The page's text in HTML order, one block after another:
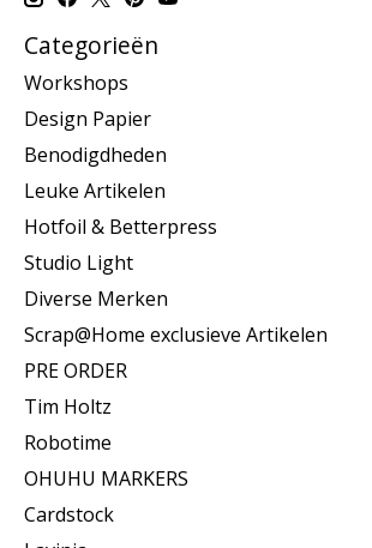
Categorieën
Workshops
Design Papier
Benodigdheden
Leuke Artikelen
Hotfoil & Betterpress
Studio Light
Diverse Merken
Scrap@Home exclusieve Artikelen
PRE ORDER
Tim Holtz
Robotime
OHUHU MARKERS
Cardstock